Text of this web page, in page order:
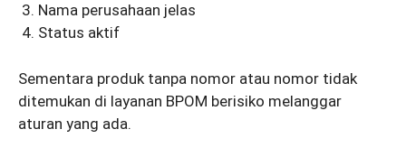
Nama perusahaan jelas
Status aktif
Sementara produk tanpa nomor atau nomor tidak
ditemukan di layanan BPOM berisiko melanggar
aturan yang ada.